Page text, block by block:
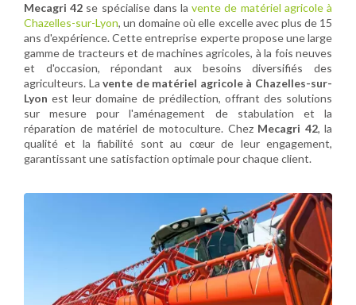
Mecagri 42 se spécialise dans lavente de matériel agricole à
Chazelles-sur-Lyon, un domaine où elle excelle avec plus de 15
ans d'expérience. Cette entreprise experte propose une large
gamme de tracteurs et de machines agricoles, à la fois neuves
et d'occasion, répondant aux besoins diversifiés des
agriculteurs. Lavente de matériel agricole à Chazelles-sur-
Lyonest leur domaine de prédilection, offrant des solutions
sur mesure pour l'aménagement de stabulation et la
réparation de matériel de motoculture. Chez Mecagri 42, la
qualité et la fiabilité sont au cœur de leur engagement,
garantissant une satisfaction optimale pour chaque client.